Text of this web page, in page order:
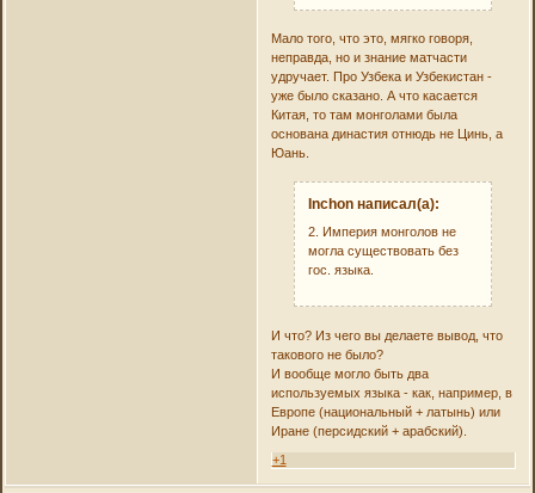
Мало того, что это, мягко говоря,
неправда, но и знание матчасти
удручает. Про Узбека и Узбекистан -
уже было сказано. А что касается
Китая, то там монголами была
основана династия отнюдь не Цинь, а
Юань.
Inchon написал(а):
2. Империя монголов не
могла существовать без
гос. языка.
И что? Из чего вы делаете вывод, что
такового не было?
И вообще могло быть два
используемых языка - как, например, в
Европе (национальный + латынь) или
Иране (персидский + арабский).
+1